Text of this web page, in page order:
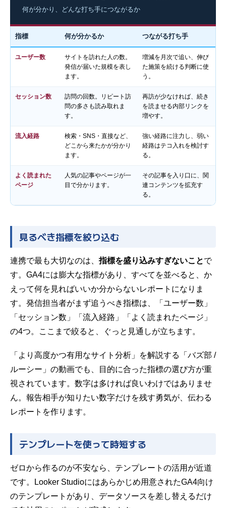
何が分かり、どんな打ち手につながるか
指標 何が分かるか つながる打ち手
ユーザー数
サイトを訪れた人の数。
発信が届いた規模を表し
ます。
増減を月次で追い、伸び
た施策を続ける判断に使
う。
セッション数
訪問の回数。リピート訪
問の多さも読み取れま
す。
再訪が少なければ、続き
を読ませる内部リンク を
増やす。
流入経路
検索・SNS・直接など、
どこから来たかが分かり
ます。
強い経路に注力し、弱い
経路はテコ入れを検討す
る。
よく読まれた
ページ
人気の記事やページが一
目で分かります。
その記事を入り口に、関
連コンテンツを拡充す
る。
見るべき指標を絞り込む
連携で最も大切なのは、指標を盛り込みすぎないことで
す。GA4には膨大な指標があり、すべてを並べると、か
えって何を見ればいいか分からないレポートになりま
す。発信担当者がまず追うべき指標は、「ユーザー数」
「セッション数」「流入経路」「よく読まれたページ」
の4つ。ここまで絞ると、ぐっと見通しが立ちます。
「より高度かつ有用なサイト分析」を解説する「バズ部 /
ルーシー」の動画でも、目的に合った指標の選び方が重
視されています。数字は多ければ良いわけではありませ
ん。報告相手が知りたい数字だけを残す勇気が、伝わる
レポートを作ります。
テンプレートを使って時短する
ゼロから作るのが不安なら、テンプレートの活用が近道
です。Looker Studioにはあらかじめ用意されたGA4向け
のテンプレートがあり、データソースを差し替えるだけ